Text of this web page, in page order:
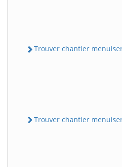
Trouver chantier
Trouver chantier